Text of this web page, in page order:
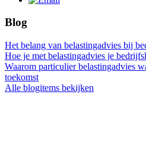
Blog
Het belang van belastingadvies bij
Hoe je met belastingadvies je
Waarom particulier belastingadvies
toekomst
Alle blogitems bekijken